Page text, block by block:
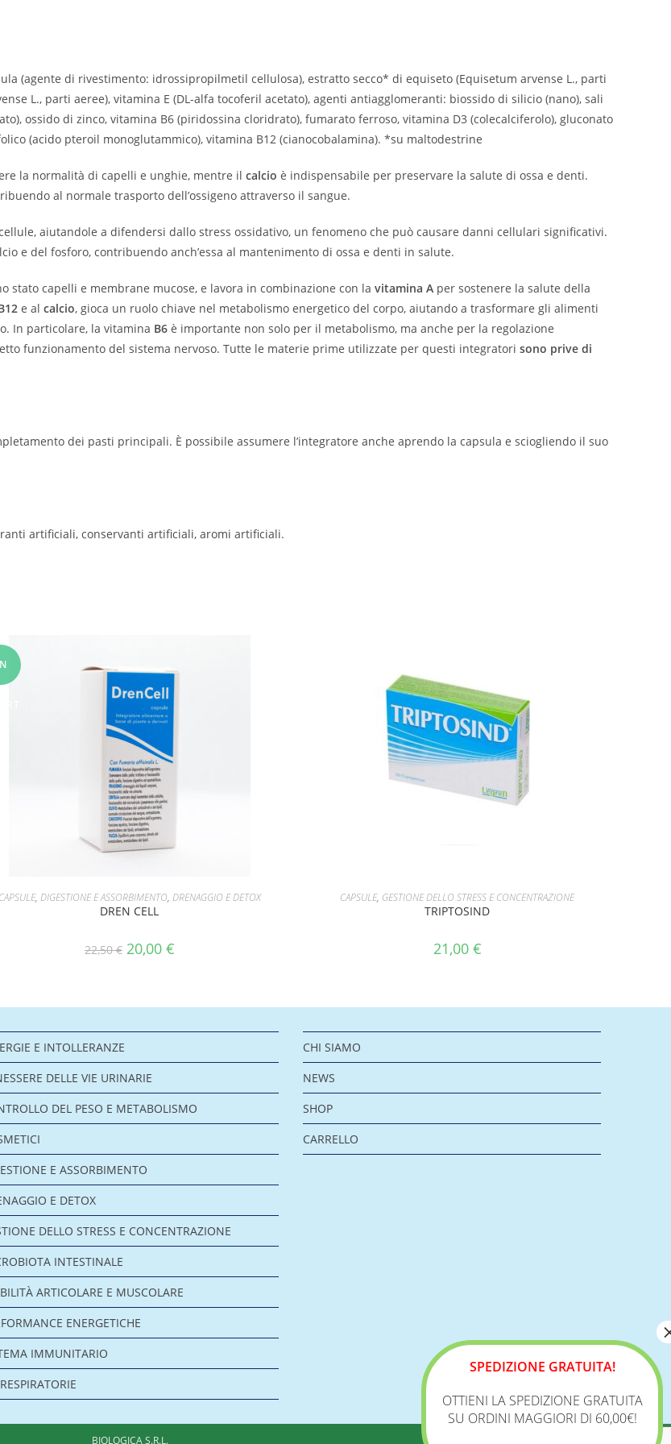
(agente di rivestimento: idrossipropilmetil cellulosa), estratto secco* di equiseto (Equisetum arvense L., parti
L., parti aeree), vitamina E (DL-alfa tocoferil acetato), agenti antiagglomeranti: biossido di silicio (nano), sali
ossido di zinco, vitamina B6 (piridossina cloridrato), fumarato ferroso, vitamina D3 (colecalciferolo), gluconato
(acido pteroil monoglutammico), vitamina B12 (cianocobalamina). *su maltodestrine
la normalità di capelli e unghie, mentre il calcio è indispensabile per preservare la salute di ossa e denti.
al normale trasporto dell’ossigeno attraverso il sangue.
aiutandole a difendersi dallo stress ossidativo, un fenomeno che può causare danni cellulari significativi.
e del fosforo, contribuendo anch’essa al mantenimento di ossa e denti in salute.
stato capelli e membrane mucose, e lavora in combinazione con la vitamina A per sostenere la salute della
e al calcio, gioca un ruolo chiave nel metabolismo energetico del corpo, aiutando a trasformare gli alimenti
In particolare, la vitamina B6 è importante non solo per il metabolismo, ma anche per la regolazione
funzionamento del sistema nervoso. Tutte le materie prime utilizzate per questi integratori sono prive di
dei pasti principali. È possibile assumere l’integratore anche aprendo la capsula e sciogliendo il suo
artificiali, conservanti artificiali, aromi artificiali.
AGGIUNGI AL CARRELLO
CAPSULE, DIGESTIONE E ASSORBIMENTO, DRENAGGIO E DETOX
DREN CELL
22,50€ 20,00 €
AGGIUNGI AL CARRELLO
CAPSULE, GESTIONE DELLO STRESS E CONCENTRAZIONE
TRIPTOSIND
21,00 €
E INTOLLERANZE
DELLE VIE URINARIE
DEL PESO E METABOLISMO
E ASSORBIMENTO
E DETOX
DELLO STRESS E CONCENTRAZIONE
INTESTINALE
ARTICOLARE E MUSCOLARE
ENERGETICHE
IMMUNITARIO
CHI SIAMO
NEWS
SHOP
CARRELLO
BIOLOGICA S.R.L.
SPEDIZIONE GRATUITA!
OTTIENI LA SPEDIZIONE GRATUITA
SU ORDINI MAGGIORI DI 60,00€!